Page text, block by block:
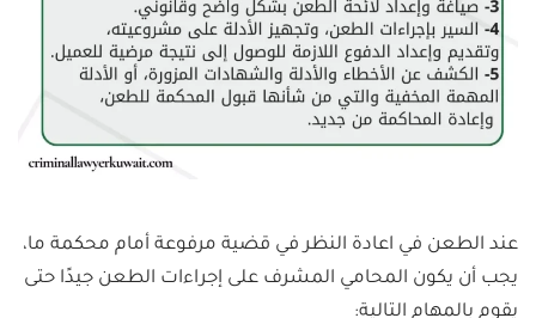
عند الطعن في اعادة النظر في قضية مرفوعة أمام محكمة ما،
يجب أن يكون المحامي المشرف على إجراءات الطعن جيدًا حتى
يقوم بالمهام التالية: